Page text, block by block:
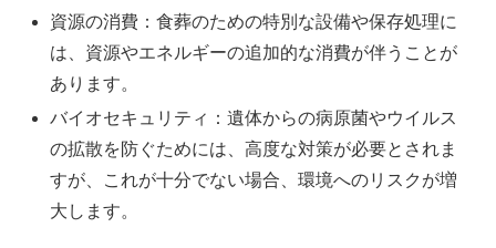
資源の消費：食葬のための特別な設備や保存処理に
は、資源やエネルギーの追加的な消費が伴うことが
あります。
バイオセキュリティ：遺体からの病原菌やウイルス
の拡散を防ぐためには、高度な対策が必要とされま
すが、これが十分でない場合、環境へのリスクが増
大します。